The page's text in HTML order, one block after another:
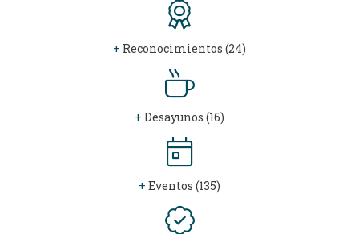
+ Reconocimientos (24)
+ Desayunos (16)
+ Eventos (135)